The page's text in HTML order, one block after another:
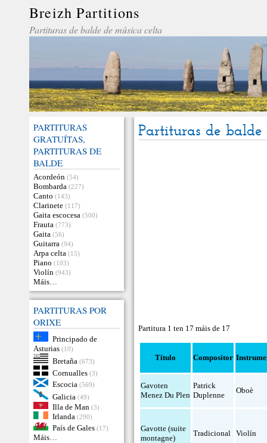
Breizh Partitions
Partituras de balde de música celta
PARTITURAS
GRATUÍTAS,
PARTITURAS DE
BALDE
Acordeón (54)
Bombarda (227)
Canto (143)
Clarinete (117)
Gaita escocesa (500)
Frauta (773)
Gaita (56)
Guitarra (94)
Arpa celta (15)
Piano (103)
Violín (943)
Máis…
PARTITURAS POR
ORIXE
Principado de
Asturias (10)
Bretaña (673)
Cornualles (3)
Escocia (569)
Galicia (49)
Illa de Man (3)
Irlanda (290)
País de Gales (17)
Máis…
Partituras de
Partitura 1 ten 17 máis de 17
Título Compositor
Gavoten
Menez Du Plen
Patrick
Duplenne
Oboè
Gavotte (suite
montagne)
Tradicional Violín